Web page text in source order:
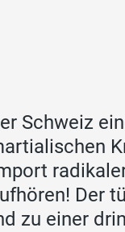
Schweiz
Der
zu einer